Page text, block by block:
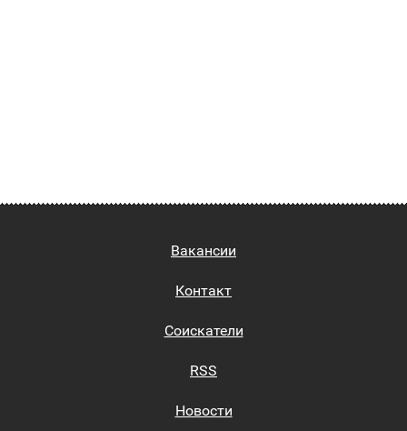
Вакансии
Контакт
Соискатели
RSS
Новости